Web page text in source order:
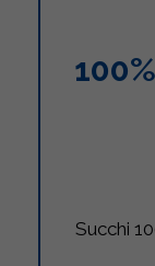
Succhi